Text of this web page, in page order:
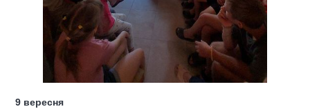
9 вересня